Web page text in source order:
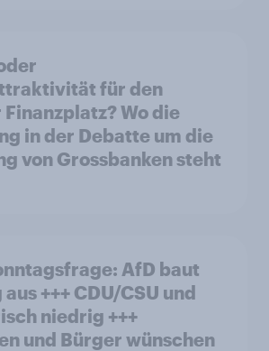
für den
Wo die
in der Debatte um die
von Grossbanken steht
AfD baut
CSU und
niedrig +++
und Bürger wünschen